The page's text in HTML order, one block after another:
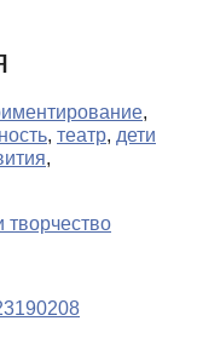
,
, театр, дети
,
творчество